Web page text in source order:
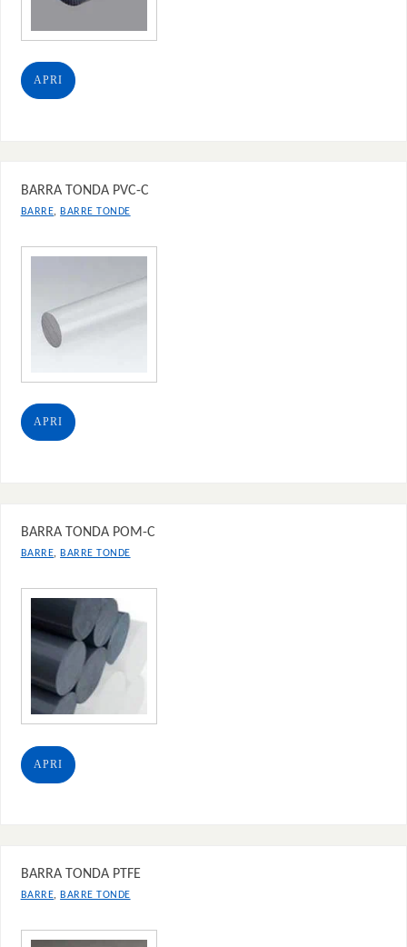
APRI
BARRA TONDA PVC-C
BARRE,BARRE TONDE
APRI
BARRA TONDA POM-C
BARRE,BARRE TONDE
APRI
BARRA TONDA PTFE
BARRE,BARRE TONDE